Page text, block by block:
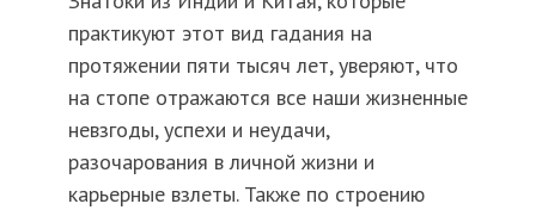
практикуют этот вид гадания на
протяжении пяти тысяч лет, уверяют, что
на стопе отражаются все наши жизненные
невзгоды, успехи и неудачи,
разочарования в личной жизни и
карьерные взлеты. Также по строению